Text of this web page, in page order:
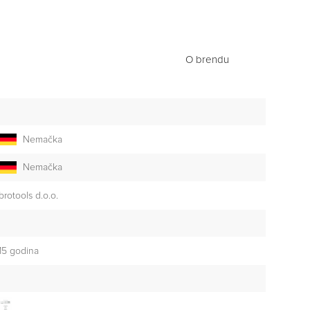
O brendu
Nemačka
Nemačka
brotools d.o.o.
godina